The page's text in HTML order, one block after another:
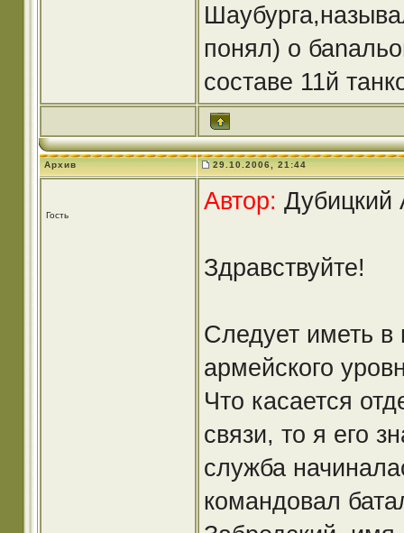
понял) о
составе 11й
Архив 29.10.2006, 21:44
Гость
Автор: Дубицкий
Здравствуйте!
Следует иметь в
армейского
Что касается
связи, то я его
служба
командовал